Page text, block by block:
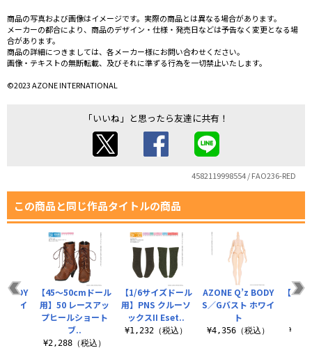
商品の写真および画像はイメージです。実際の商品とは異なる場合があります。
メーカーの都合により、商品のデザイン・仕様・発売日などは予告なく変更となる場
合があります。
商品の詳細につきましては、各メーカー様にお問い合わせください。
画像・テキストの無断転載、及びそれに準ずる行為を一切禁止いたします。
©2023 AZONE INTERNATIONAL
「いいね」と思ったら友達に共有！
4582119998554 / FAO236-RED
この商品と同じ作品タイトルの商品
【1/6サイズドール
用】PNS クルーソ
ックスII Eset..
¥1,232（税込）
AZONE Q’z BODY
S／Gバスト ホワイ
ト
¥4,356（税込）
【45
BODY
ワイ
【45～50cmドール
用】50 レースアッ
プヒールショート
ブ..
¥2,288（税込）